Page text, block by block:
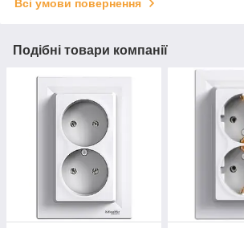
Всі умови повернення
Подібні товари компанії